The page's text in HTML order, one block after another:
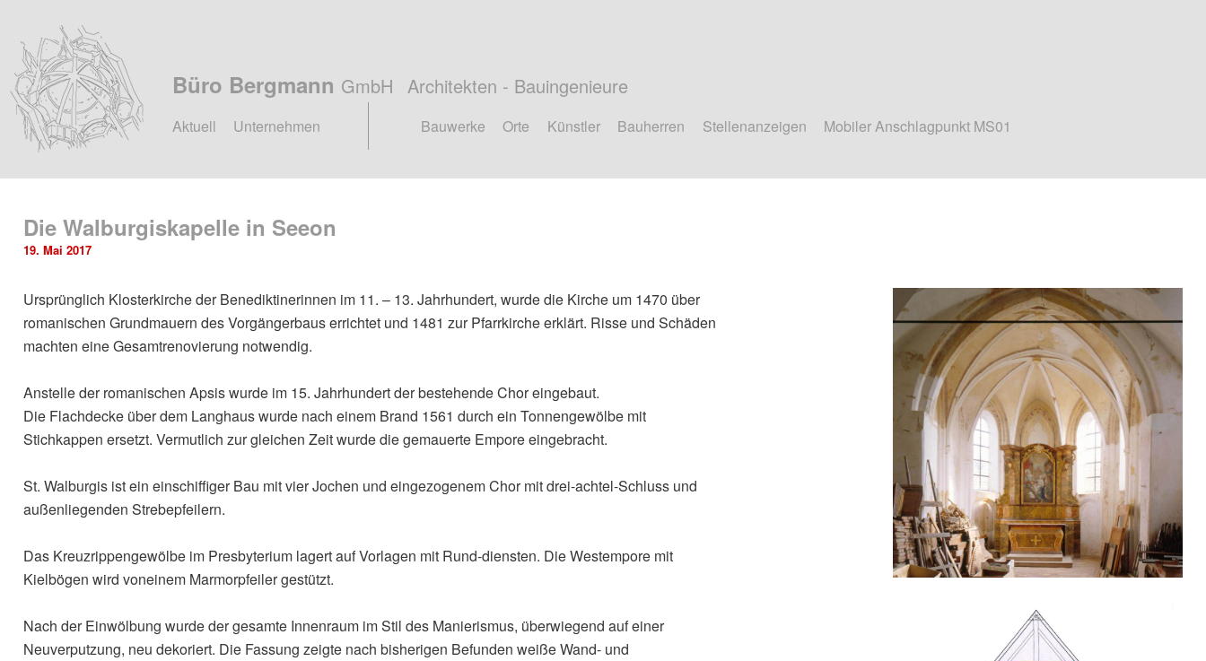
Büro Bergmann GmbH Architekten - Bauingenieure
Zum
primären
Inhalt
Zum
sekundären
Inhalt
Aktuell Unternehmen Bauwerke Orte Künstler Bauherren Stellenanzeigen Mobiler Anschlagpunkt MS01
Die Walburgiskapelle in Seeon
19. Mai 2017
Ursprünglich Klosterkirche der Benediktinerinnen im 11. – 13. Jahrhundert, wurde die Kirche um 1470 über
romanischen Grundmauern des Vorgängerbaus errichtet und 1481 zur Pfarrkirche erklärt. Risse und Schäden
machten eine Gesamtrenovierung notwendig.
Anstelle der romanischen Apsis wurde im 15. Jahrhundert der bestehende Chor eingebaut.
Die Flachdecke über dem Langhaus wurde nach einem Brand 1561 durch ein Tonnengewölbe mit
Stichkappen ersetzt. Vermutlich zur gleichen Zeit wurde die gemauerte Empore eingebracht.
St. Walburgis ist ein einschiffiger Bau mit vier Jochen und eingezogenem Chor mit drei-achtel-Schluss und
außenliegenden Strebepfeilern.
Das Kreuzrippengewölbe im Presbyterium lagert auf Vorlagen mit Rund-diensten. Die Westempore mit
Kielbögen wird voneinem Marmorpfeiler gestützt.
Nach der Einwölbung wurde der gesamte Innenraum im Stil des Manierismus, überwiegend auf einer
Neuverputzung, neu dekoriert. Die Fassung zeigte nach bisherigen Befunden weiße Wand- und